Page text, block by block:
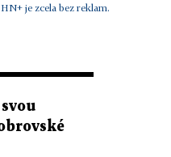
je zcela bez reklam.